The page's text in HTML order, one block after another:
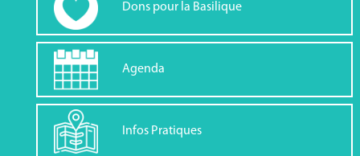
Dons pour la Basilique
Agenda
Infos Pratiques